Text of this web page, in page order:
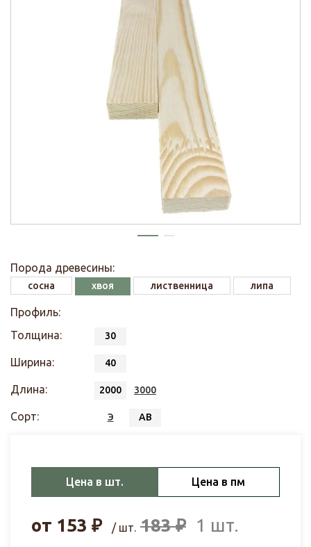
Порода древесины:
сосна хвоя лиственница липа
Профиль:
Толщина:
30
Ширина: 40
Длина: 2000 3000
Сорт: Э АВ
Цена в шт. Цена в пм
от 153 ₽ / шт. 183₽ 1 шт.